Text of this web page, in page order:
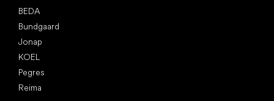
BEDA
Bundgaard
Jonap
KOEL
Pegres
Reima